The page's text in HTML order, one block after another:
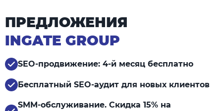
ПРЕДЛОЖЕНИЯ
INGATE GROUP
SEO-продвижение: 4-й месяц бесплатно
Бесплатный SEO-аудит для новых клиентов
SMM-обслуживание. Скидка 15% на